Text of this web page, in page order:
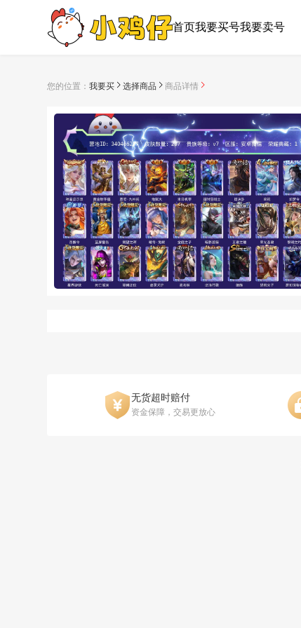
首页我要买号我要卖号
您的位置： 我要买 选择商品 商品详情
无货超时赔付
资金保障，交易更放心